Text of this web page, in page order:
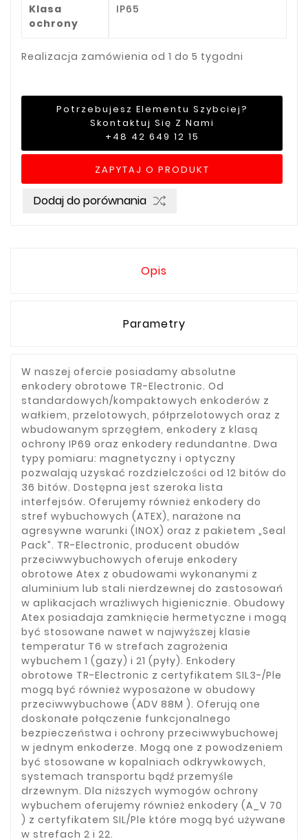
Klasa
ochrony
IP65
Realizacja zamówienia od 1 do 5 tygodni
Potrzebujesz Elementu Szybciej?
Skontaktuj Się Z Nami
+48 42 649 12 15
ZAPYTAJ O PRODUKT
Dodaj do porównania
Opis
Parametry
W naszej ofercie posiadamy absolutne
enkodery obrotowe TR-Electronic. Od
standardowych/kompaktowych enkoderów z
wałkiem, przelotowych, półprzelotowych oraz z
wbudowanym sprzęgłem, enkodery z klasą
ochrony IP69 oraz enkodery redundantne. Dwa
typy pomiaru: magnetyczny i optyczny
pozwalają uzyskać rozdzielczości od 12 bitów do
36 bitów. Dostępna jest szeroka lista
interfejsów. Oferujemy również enkodery do
stref wybuchowych (ATEX), narażone na
agresywne warunki (INOX) oraz z pakietem „Seal
Pack”. TR-Electronic, producent obudów
przeciwwybuchowych oferuje enkodery
obrotowe Atex z obudowami wykonanymi z
aluminium lub stali nierdzewnej do zastosowań
w aplikacjach wrażliwych higienicznie. Obudowy
Atex posiadaja zamknięcie hermetyczne i mogą
być stosowane nawet w najwyższej klasie
temperatur T6 w strefach zagrożenia
wybuchem 1 (gazy) i 21 (pyły). Enkodery
obrotowe TR-Electronic z certyfikatem SIL3-/Ple
mogą być również wyposażone w obudowy
przeciwwybuchowe (ADV 88M ). Oferują one
doskonałe połączenie funkcjonalnego
bezpieczeństwa i ochrony przeciwwybuchowej
w jednym enkoderze. Mogą one z powodzeniem
być stosowane w kopalniach odkrywkowych,
systemach transportu bądź przemyśle
drzewnym. Dla niższych wymogów ochrony
wybuchem oferujemy również enkodery (A_V 70
) z certyfikatem SIL/Ple które mogą być używane
w strefach 2 i 22.